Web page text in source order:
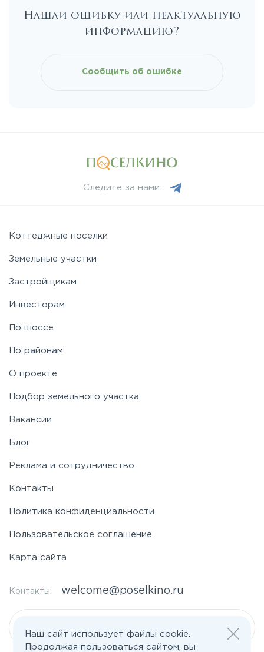
Нашли ошибку или неактуальную
информацию?
Сообщить об ошибке
Следите за нами:
Коттеджные поселки
Земельные участки
Застройщикам
Инвесторам
По шоссе
По районам
О проекте
Подбор земельного участка
Вакансии
Блог
Реклама и сотрудничество
Контакты
Политика конфиденциальности
Пользовательское соглашение
Карта сайта
Контакты: welcome@poselkino.ru
Наш сайт использует файлы cookie.
Продолжая пользоваться сайтом, вы